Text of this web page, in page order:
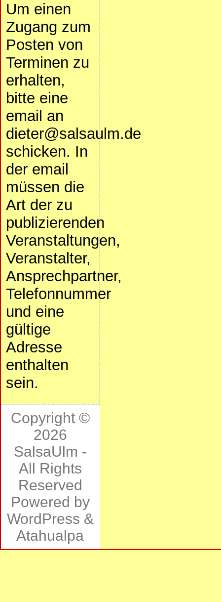
Um einen
Zugang zum
Posten von
Terminen zu
erhalten,
bitte eine
email an
dieter@salsaulm.de
schicken. In
der email
müssen die
Art der zu
publizierenden
Veranstaltungen,
Veranstalter,
Ansprechpartner,
Telefonnummer
und eine
gültige
Adresse
enthalten
sein.
Copyright ©
2026
SalsaUlm -
All Rights
Reserved
Powered by
WordPress &
Atahualpa